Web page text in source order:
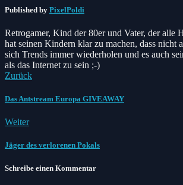
Published by PixelPoldi
Retrogamer, Kind der 80er und Vater, der alle
hat seinen Kindern klar zu machen, dass nicht
sich Trends immer wiederholen und es auch
als das Internet zu sein ;-)
Zurück
Das Antstream Europa GIVEAWAY
Weiter
Jäger des verlorenen Pokals
Schreibe einen Kommentar